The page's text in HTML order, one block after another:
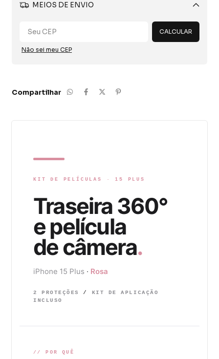
MEIOS DE ENVIO
Alterar CEP
CALCULAR
Não sei meu CEP
Compartilhar
KIT DE PELÍCULAS · 15 PLUS
Traseira 360°
e película
de câmera.
iPhone 15 Plus · Rosa
2 PROTEÇÕES/
KIT DE APLICAÇÃO
INCLUSO
// POR QUÊ